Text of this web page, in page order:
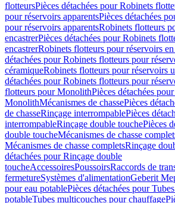
flotteursPièces détachées pour Robinets
pour réservoirs apparentsPièces détachées
pour réservoirs apparentsRobinets flotteurs
encastrerPièces détachées pour Robinets
encastrerRobinets flotteurs pour réservoirs
détachées pour Robinets flotteurs pour
céramiqueRobinets flotteurs pour réservoirs
détachées pour Robinets flotteurs pour
flotteurs pour MonolithPièces détachées
MonolithMécanismes de chassePièces
de chasseRinçage interrompablePièces
interrompableRinçage double touchePièces
double toucheMécanismes de chasse
Mécanismes de chasse completsRinçage
détachées pour Rinçage double
toucheAccessoiresPoussoirsRaccords de
fermetureSystèmes d'alimentationGeberit
pour eau potablePièces détachées pour
potableTubes multicouches pour chauffage